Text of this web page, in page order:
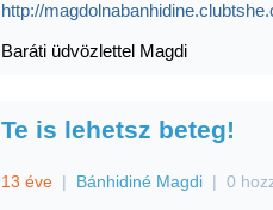
http://
Baráti üdvözlettel Magdi
Te is lehetsz beteg!
13 éve | Bánhidiné Magdi | 0